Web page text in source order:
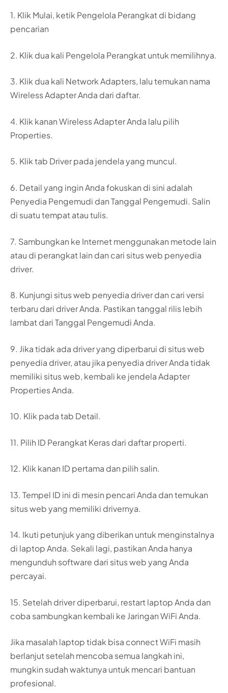
1. Klik Mulai, ketik Pengelola Perangkat di bidang
pencarian
2. Klik dua kali Pengelola Perangkat untuk memilihnya.
3. Klik dua kali Network Adapters, lalu temukan nama
Wireless Adapter Anda dari daftar.
4. Klik kanan Wireless Adapter Anda lalu pilih
Properties.
5. Klik tab Driver pada jendela yang muncul.
6. Detail yang ingin Anda fokuskan di sini adalah
Penyedia Pengemudi dan Tanggal Pengemudi. Salin
di suatu tempat atau tulis.
7. Sambungkan ke Internet menggunakan metode lain
atau di perangkat lain dan cari situs web penyedia
driver.
8. Kunjungi situs web penyedia driver dan cari versi
terbaru dari driver Anda. Pastikan tanggal rilis lebih
lambat dari Tanggal Pengemudi Anda.
9. Jika tidak ada driver yang diperbarui di situs web
penyedia driver, atau jika penyedia driver Anda tidak
memiliki situs web, kembali ke jendela Adapter
Properties Anda.
10. Klik pada tab Detail.
11. Pilih ID Perangkat Keras dari daftar properti.
12. Klik kanan ID pertama dan pilih salin.
13. Tempel ID ini di mesin pencari Anda dan temukan
situs web yang memiliki drivernya.
14. Ikuti petunjuk yang diberikan untuk menginstalnya
di laptop Anda. Sekali lagi, pastikan Anda hanya
mengunduh software dari situs web yang Anda
percayai.
15. Setelah driver diperbarui, restart laptop Anda dan
coba sambungkan kembali ke Jaringan WiFi Anda.
Jika masalah laptop tidak bisa connect WiFi masih
berlanjut setelah mencoba semua langkah ini,
mungkin sudah waktunya untuk mencari bantuan
profesional.